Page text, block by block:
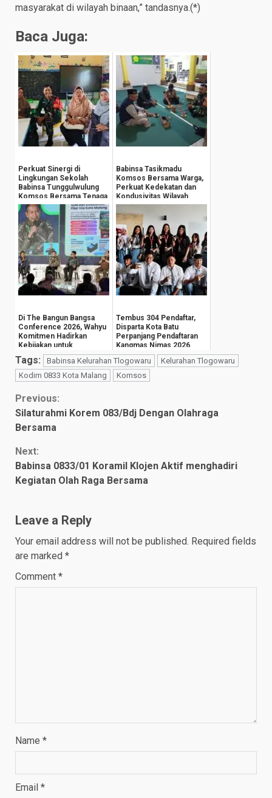
masyarakat di wilayah binaan,” tandasnya.(*)
Baca Juga:
Perkuat Sinergi di
Lingkungan Sekolah
Babinsa Tunggulwulung
Komsos Bersama Tenaga
Pengajar
Babinsa Tasikmadu
Komsos Bersama Warga,
Perkuat Kedekatan dan
Kondusivitas Wilayah
Di The Bangun Bangsa
Conference 2026, Wahyu
Komitmen Hadirkan
Kebijakan untuk
Kesejahteraan
Masyarak...
Tembus 304 Pendaftar,
Disparta Kota Batu
Perpanjang Pendaftaran
Kangmas Nimas 2026
Hingga 15 Agustus
Tags: Babinsa Kelurahan Tlogowaru
Kelurahan Tlogowaru
Kodim 0833 Kota Malang
Komsos
Continue
Reading
Previous:
Silaturahmi Korem 083/Bdj Dengan Olahraga
Bersama
Next:
Babinsa 0833/01 Koramil Klojen Aktif menghadiri
Kegiatan Olah Raga Bersama
Leave a Reply
Your email address will not be published. Required fields
are marked *
Comment *
Name *
Email *